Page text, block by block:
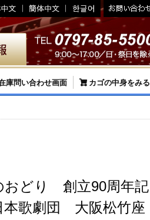
庫問い合わせ画面 カゴの中身をみる
どり 創立90周年記
歌劇団 大阪松竹座